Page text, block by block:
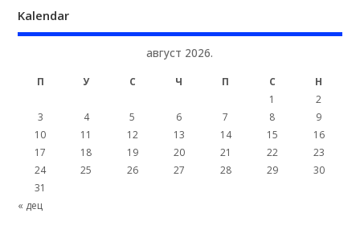
Kalendar
август 2026.
П У С Ч П С
Н
1
2
3
4 5 6 7 8
9
10
11 12 13 14 15
16
17
18 19 20 21 22
23
24
25 26 27 28 29
30
31
« дец